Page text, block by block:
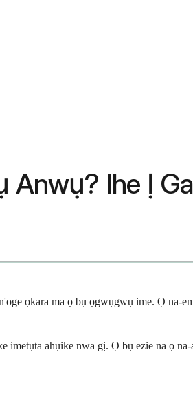
Ihe Ị
ọkara ma ọ bụ ọgwụgwụ ime. Ọ
ahụike nwa gị. Ọ bụ ezie na ọ